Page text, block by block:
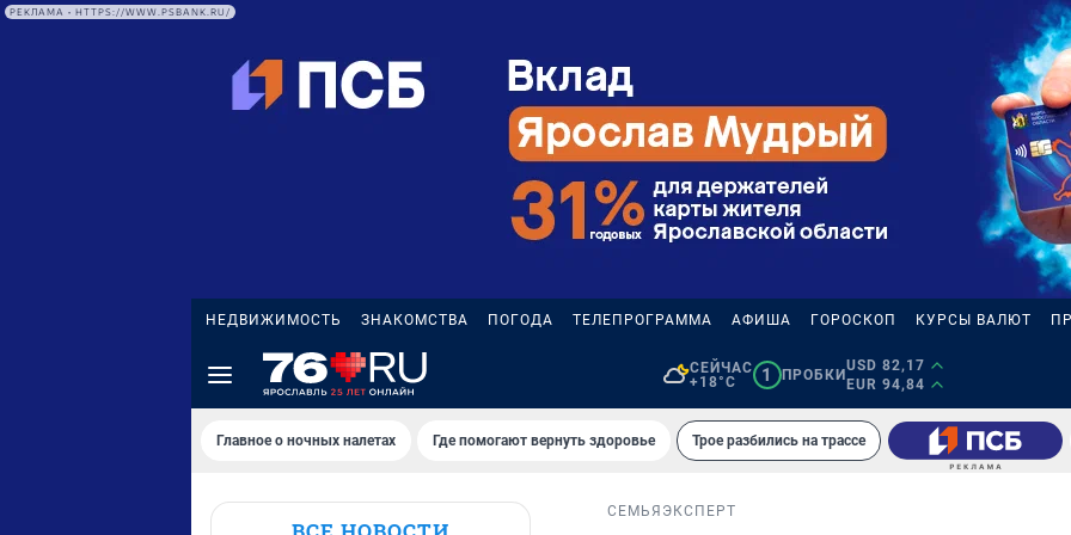
РЕКЛАМА • HTTPS://WWW.PSBANK.RU/
НЕДВИЖИМОСТЬ ЗНАКОМСТВА ПОГОДА ТЕЛЕПРОГРАММА АФИША ГОРОСКОП КУРСЫ ВАЛЮТ
СЕЙЧАС
+18°C
1 ПРОБКИ
USD 82,17
EUR 94,84
Главное о ночных налетах Где помогают вернуть здоровье Трое разбились на трассе
СЕМЬЯ ЭКСПЕРТ